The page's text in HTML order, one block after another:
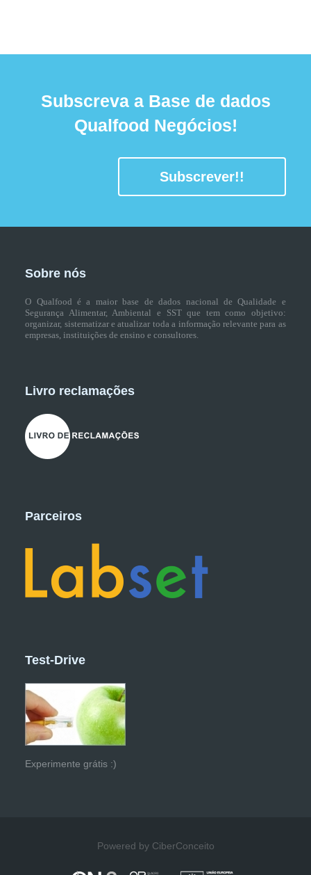
Subscreva a Base de dados
Qualfood Negócios!
Subscrever!!
Sobre nós
O Qualfood é a maior base de dados nacional de Qualidade e
Segurança Alimentar, Ambiental e SST que tem como objetivo:
organizar, sistematizar e atualizar toda a informação relevante para as
empresas, instituições de ensino e consultores.
Livro reclamações
Parceiros
Test-Drive
Experimente grátis :)
Powered by CiberConceito